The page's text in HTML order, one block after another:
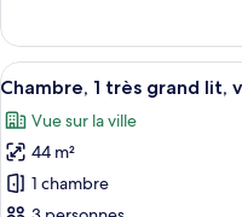
jumeaux,
vue
sur
la
ville,
en
Chambre,
lits
vue
sur
la
ville,
Afficher
toutes
les
photos
pour
6
Chambre, 1 très grand lit,
Vue sur la ville
44 m²
1 chambre